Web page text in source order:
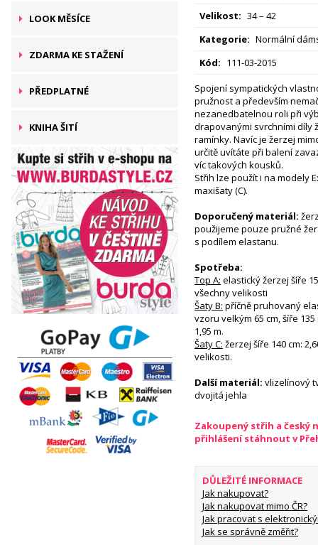
LOOK MĚSÍCE
ZDARMA KE STAŽENÍ
PŘEDPLATNÉ
KNIHA ŠITÍ
Velikost: 34 – 42
Kategorie: Normální
Kód: 111-03-2015
Spojení sympatických
pružnost a především
nezanedbatelnou roli při
drapovanými svrchními díly
ramínky. Navíc je žerzej
určitě uvítáte při balení
víc takových kousků.
Střih lze použít i na modely
maxišaty (C).
Doporučený materiál:
použijeme pouze pružné
s podílem elastanu.
Spotřeba:
Top A: elastický žerzej šíře
všechny velikosti
Šaty B: příčně pruhovaný
vzoru velkým 65 cm, šíře
1,95 m.
Šaty C: žerzej šíře 140 cm:
velikosti.
Další materiál: vlizelínový
dvojitá jehla
Zakoupený střih a český
přihlášení stáhnout v
DŮLEŽITÉ INFORMACE
Jak nakupovat?
Jak nakupovat mimo ČR?
Jak pracovat s
Jak se správně změřit?